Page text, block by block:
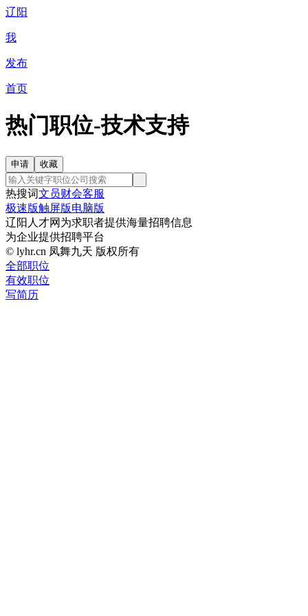
辽阳
我
发布
首页
热门职位-技术支持
热搜词文员财会客服
极速版触屏版电脑版
辽阳人才网为求职者提供海量招聘信息
为企业提供招聘平台
© lyhr.cn 凤舞九天 版权所有
全部职位
有效职位
写简历